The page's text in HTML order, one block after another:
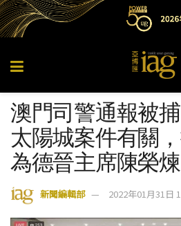
澳門司警通報被
太陽城案件有關
為德晉主席陳榮煉
新聞編輯部 2022年01月31日